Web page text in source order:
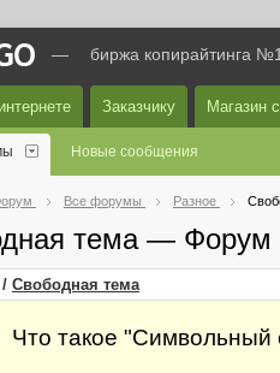
— биржа копирайтинга №1
Заказчику Магазин
Новые сообщения
Все форумы Разное
тема — Форум
/ Свободная тема
Что такое "Символьный